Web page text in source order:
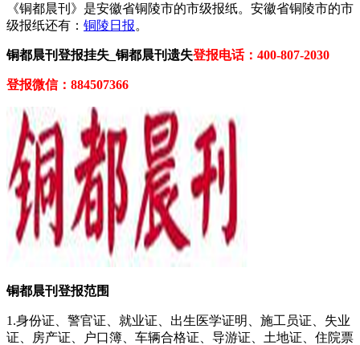
《铜都晨刊》是安徽省铜陵市的市级报纸。安徽省铜陵市的市
级报纸还有： 铜陵日报。
铜都晨刊登报挂失_铜都晨刊遗失登报电话：400-807-2030
登报微信：884507366
铜都晨刊登报范围
1.身份证、警官证、就业证、出生医学证明、施工员证、失业
证、房产证、户口簿、车辆合格证、导游证、土地证、住院票